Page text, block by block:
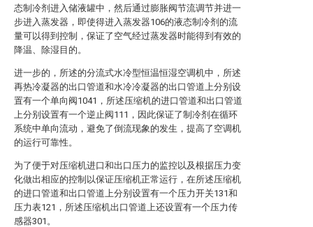
态制冷剂进入储液罐中，然后通过膨胀阀节流调节并进一
步进入蒸发器，即使得进入蒸发器106的液态制冷剂的流
量可以得到控制，保证了空气经过蒸发器时能得到有效的
降温、除湿目的。
进一步的，所述的分流式水冷型恒温恒湿空调机中，所述
再热冷凝器的出口管道和水冷冷凝器的出口管道上分别设
置有一个单向阀1041，所述压缩机的进口管道和出口管道
上分别设置有一个逆止阀111，因此保证了制冷剂在循环
系统中单向流动，避免了倒流现象的发生，提高了空调机
的运行可靠性。
为了便于对压缩机进口和出口压力的监控以及根据压力变
化做出相应的控制以保证压缩机正常运行，在所述压缩机
的进口管道和出口管道上分别设置有一个压力开关131和
压力表121，所述压缩机出口管道上还设置有一个压力传
感器301。